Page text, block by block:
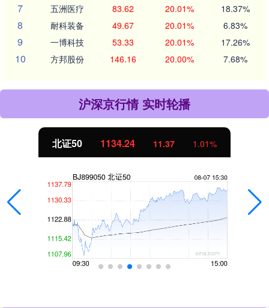
7 五洲医疗 83.62 20.01% 18.37%
8 耐科装备 49.67 20.01% 6.83%
9 一博科技 53.33 20.01% 17.26%
10 方邦股份 146.16 20.00% 7.68%
沪深京行情 实时轮播
北证50 1134.24 11.37 1.01%